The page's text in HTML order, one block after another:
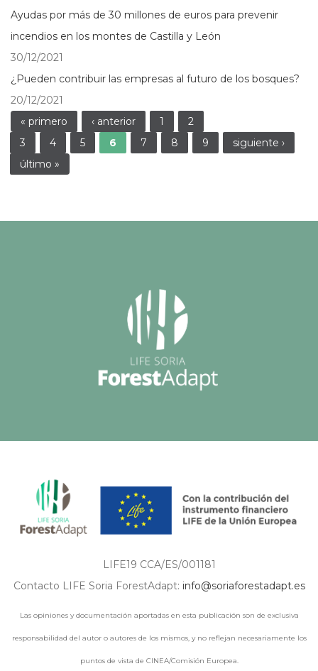
Ayudas por más de 30 millones de euros para prevenir
incendios en los montes de Castilla y León
30/12/2021
¿Pueden contribuir las empresas al futuro de los bosques?
20/12/2021
Páginas
« primero ‹ anterior 1
2
3
4 5 6 7 8 9
siguiente ›
último »
LIFE19 CCA/ES/001181
Contacto LIFE Soria ForestAdapt: info@soriaforestadapt.es
Las opiniones y documentación aportadas en esta publicación son de exclusiva
responsabilidad del autor o autores de los mismos, y no reflejan necesariamente los
puntos de vista de CINEA/Comisión Europea.